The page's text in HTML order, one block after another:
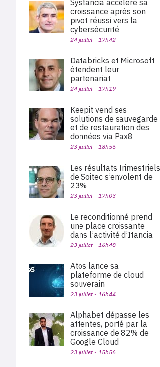
Systancia accélère sa
croissance après son
pivot réussi vers la
cybersécurité
24 juillet - 17h42
Databricks et Microsoft
étendent leur
partenariat
24 juillet - 17h19
Keepit vend ses
solutions de sauvegarde
et de restauration des
données via Pax8
23 juillet - 18h56
Les résultats trimestriels
de Soitec s’envolent de
23%
23 juillet - 17h03
Le reconditionné prend
une place croissante
dans l’activité d’Itancia
23 juillet - 16h48
Atos lance sa
plateforme de cloud
souverain
23 juillet - 16h44
Alphabet dépasse les
attentes, porté par la
croissance de 82% de
Google Cloud
23 juillet - 15h56